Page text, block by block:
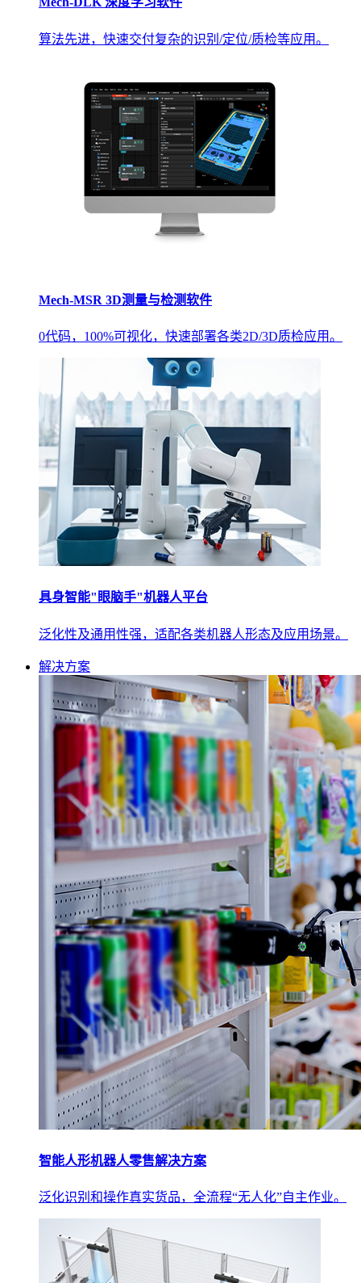
算法先进，快速交付复杂的识别/定位/质检等应用。
Mech-MSR 3D测量与检测软件
0代码，100%可视化，快速部署各类2D/3D质检应用。
具身智能"眼脑手"机器人平台
泛化性及通用性强，适配各类机器人形态及应用场景。
解决方案
智能人形机器人零售解决方案
泛化识别和操作真实货品，全流程“无人化”自主作业。